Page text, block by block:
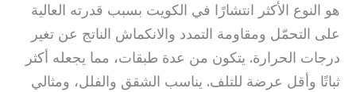
هو النوع الأكثر انتشارًا في الكويت بسبب قدرته العالية
على التحمّل ومقاومة التمدد والانكماش الناتج عن تغير
درجات الحرارة. يتكون من عدة طبقات، مما يجعله أكثر
ثباتًا وأقل عرضة للتلف. يناسب الشقق والفلل، ومثالي